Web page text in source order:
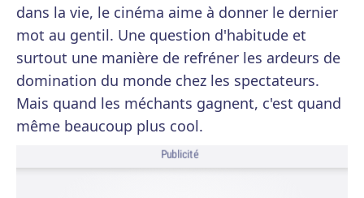
dans la vie, le cinéma aime à donner le dernier
mot au gentil. Une question d'habitude et
surtout une manière de refréner les ardeurs de
domination du monde chez les spectateurs.
Mais quand les méchants gagnent, c'est quand
même beaucoup plus cool.
Publicité